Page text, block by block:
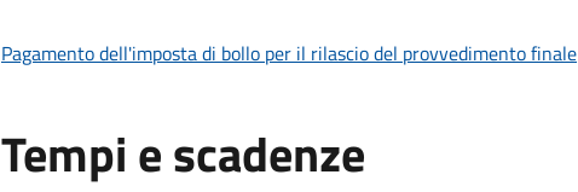
Pagamento dell'imposta di bollo per il rilascio del provvedimento finale
Tempi e scadenze